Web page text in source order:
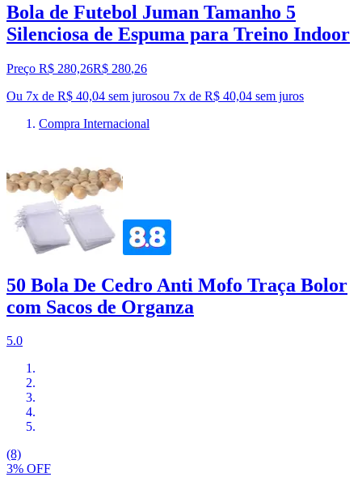
Bola de Futebol Juman Tamanho 5
Silenciosa de Espuma para Treino Indoor
Preço R$ 280,26R$ 280,26
Ou 7x de R$ 40,04 sem jurosou 7x de R$ 40,04 sem juros
Compra Internacional
50 Bola De Cedro Anti Mofo Traça Bolor
com Sacos de Organza
5.0
(8)
3% OFF